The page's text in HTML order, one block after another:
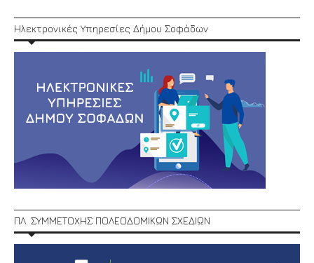
Ηλεκτρονικές Υπηρεσίες Δήμου Σοφάδων
ΠΛ. ΣΥΜΜΕΤΟΧΗΣ ΠΟΛΕΟΔΟΜΙΚΩΝ ΣΧΕΔΙΩΝ